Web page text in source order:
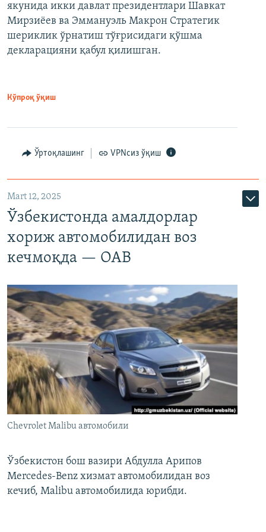
якунида икки давлат президентлари Шавкат
Мирзиёев ва Эммануэль Макрон Стратегик
шериклик ўрнатиш тўғрисидаги қўшма
декларацияни қабул қилишган.
Кўпроқ ўқиш
Ўртоқлашинг VPNсиз ўқиш
Mart 12, 2025
Ўзбекистонда амалдорлар
хориж автомобилидан воз
кечмоқда — ОАВ
Chevrolet Malibu автомобили
Ўзбекистон бош вазири Абдулла Арипов
Mercedes-Benz хизмат автомобилидан воз
кечиб, Malibu автомобилида юрибди.